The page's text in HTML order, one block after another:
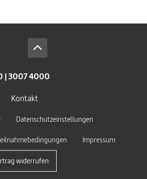
| 3007 4000
Kontakt
Datenschutzeinstellungen
Impressum
widerrufen